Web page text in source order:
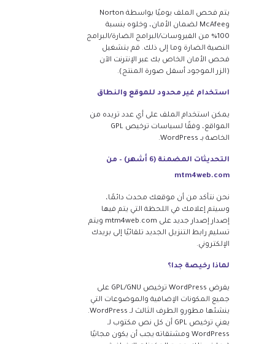
يتم فحص الملف يوميًا بواسطة Norton
وMcAfee لضمان الأمان، وخلوه بنسبة
100% من الفيروسات/البرامج الضارة/البرامج
النصية الضارة وما إلى ذلك. قم بتشغيل
فحص الأمان الخاص بك عبر الإنترنت الآن
(الزر الموجود أسفل صورة المنتج).
استخدام غير محدود للموقع والنطاق
يمكن استخدام الملف على أي عدد تريده من
المواقع، وفقًا لسياسات ترخيص GPL
الخاصة بـ WordPress.
التحديثات المضمنة (6 أشهر) – من
mtm4web.com
نحن نتأكد من أن موقعك محدث دائمًا،
وسيتم إعلامك في اللحظة التي يتم فيها
إصدار إصدار جديد على mtm4web.com ويتم
تسليم رابط التنزيل الجديد تلقائيًا إلى بريدك
الإلكتروني.
لماذا رخيصة جدا؟
يفرض WordPress ترخيص GPL/GNU على
جميع المكونات الإضافية والموضوعات التي
ينشئها مطورو الطرف الثالث لـ WordPress.
يعني ترخيص GPL أن كل نص مكتوب لـ
WordPress ومشتقاته يجب أن يكون مجانيًا